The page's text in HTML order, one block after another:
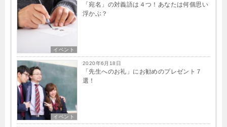
イベント
「宛名」の対義語は４つ！あなたは何個思い
浮かぶ？
イベント
2020年6月18日
「先生へのお礼」にお勧めのプレゼント７
選！